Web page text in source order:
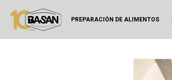
PREPARACIÓN DE ALIMENTOS